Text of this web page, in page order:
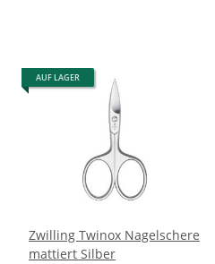
AUF LAGER
Zwilling Twinox Nagelschere
mattiert Silber